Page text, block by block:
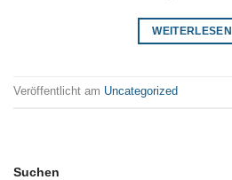
WEITERLESEN
Veröffentlicht am Uncategorized
Suchen